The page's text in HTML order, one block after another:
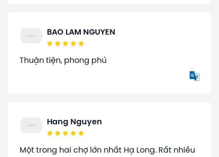
BAO LAM NGUYEN
Thuận tiện, phong phú
Hang Nguyen
Một trong hai chợ lớn nhất Hạ Long. Rất nhiều